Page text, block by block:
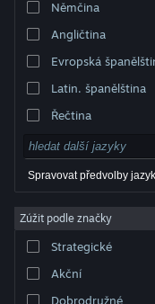
© Valve Corporation. Všechna
příslušných subjektů v USA a
Smlouva o užívání služby Steam
Cookies
Němčina
Angličtina
Evropská
Latin. španělština
Řečtina
Spravovat předvolby
Zúžit podle značky
Strategické
Akční
Dobrodružné